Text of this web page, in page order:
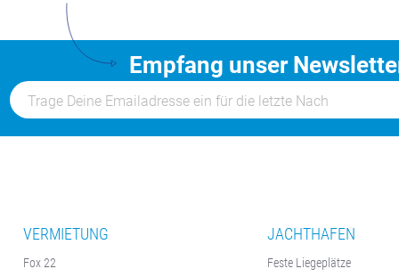
Empfang unser
VERMIETUNG
Fox 22
JACHTHAFEN
Feste Liegeplätze